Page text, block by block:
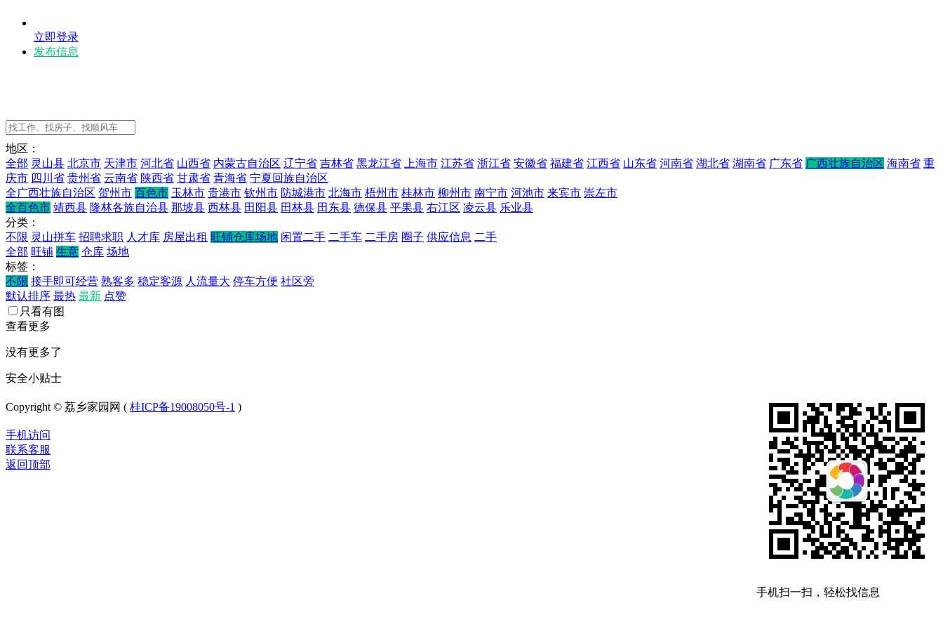
立即登录
发布信息
地区：
全部 灵山县 北京市 天津市 河北省 山西省 内蒙古自治区 辽宁省 吉林省 黑龙江省 上海市 江苏省 浙江省 安徽省 福建省 江西省 山东省 河南省 湖北省 湖南省 广东省 广西壮族自治区 海南省 重
庆市 四川省 贵州省 云南省 陕西省 甘肃省 青海省 宁夏回族自治区
全广西壮族自治区 贺州市 百色市 玉林市 贵港市 钦州市 防城港市 北海市 梧州市 桂林市 柳州市 南宁市 河池市 来宾市 崇左市
全百色市 靖西县 隆林各族自治县 那坡县 西林县 田阳县 田林县 田东县 德保县 平果县 右江区 凌云县 乐业县
分类：
不限 灵山拼车 招聘求职 人才库 房屋出租 旺铺仓库场地 闲置二手 二手车 二手房 圈子 供应信息 二手
全部 旺铺 生意 仓库 场地
标签：
不限 接手即可经营 熟客多 稳定客源 人流量大 停车方便 社区旁
默认排序 最热 最新 点赞
只看有图
查看更多
没有更多了
安全小贴士
手机扫一扫，轻松找信息
Copyright © 荔乡家园网 ( 桂ICP备19008050号-1 )
手机访问
联系客服
返回顶部